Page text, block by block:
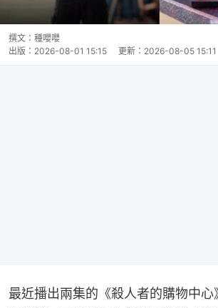
撰文： 種嚶嚶
出版： 2026-08-01 15:15 更新： 2026-08-05 15:11
最近播出兩集的《殺人者的購物中